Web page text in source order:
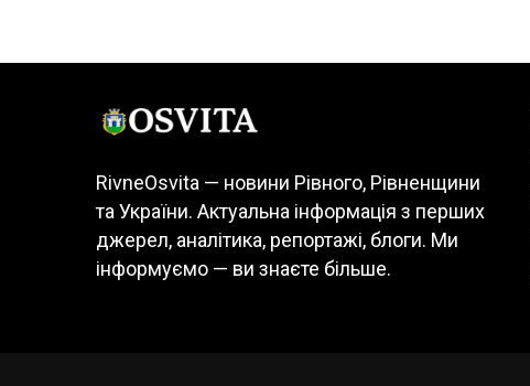
RivneOsvita — новини Рівного, Рівненщини
та України. Актуальна інформація з перших
джерел, аналітика, репортажі, блоги. Ми
інформуємо — ви знаєте більше.